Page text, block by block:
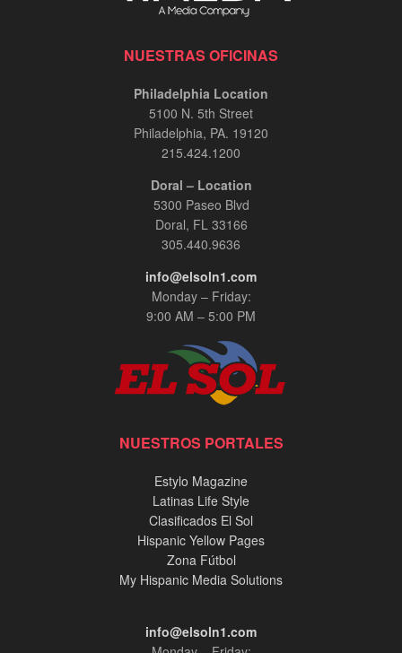
NUESTRAS OFICINAS
Philadelphia Location
5100 N. 5th Street
Philadelphia, PA. 19120
215.424.1200
Doral – Location
5300 Paseo Blvd
Doral, FL 33166
305.440.9636
info@elsoln1.com
Monday – Friday:
9:00 AM – 5:00 PM
NUESTROS PORTALES
Estylo Magazine
Latinas Life Style
Clasificados El Sol
Hispanic Yellow Pages
Zona Fútbol
My Hispanic Media Solutions
info@elsoln1.com